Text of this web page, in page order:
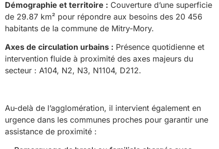
Démographie et territoire : Couverture d’une superficie
de 29.87 km² pour répondre aux besoins des 20 456
habitants de la commune de Mitry-Mory.
Axes de circulation urbains : Présence quotidienne et
intervention fluide à proximité des axes majeurs du
secteur : A104, N2, N3, N1104, D212.
Au-delà de l’agglomération, il intervient également en
urgence dans les communes proches pour garantir une
assistance de proximité :